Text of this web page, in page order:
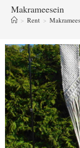
Makrameesein
> Rent >